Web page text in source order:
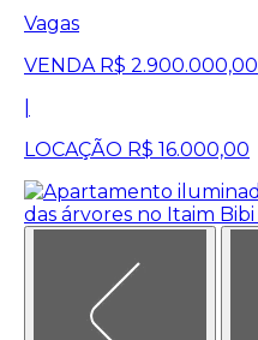
Vagas
VENDA R$ 2.900.000,00
LOCAÇÃO R$ 16.000,00